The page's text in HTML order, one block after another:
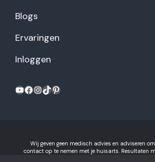
Blogs
Ervaringen
Inloggen
Wij geven geen medisch advies en adviseren
contact op te nemen met je huisarts. Resultaten